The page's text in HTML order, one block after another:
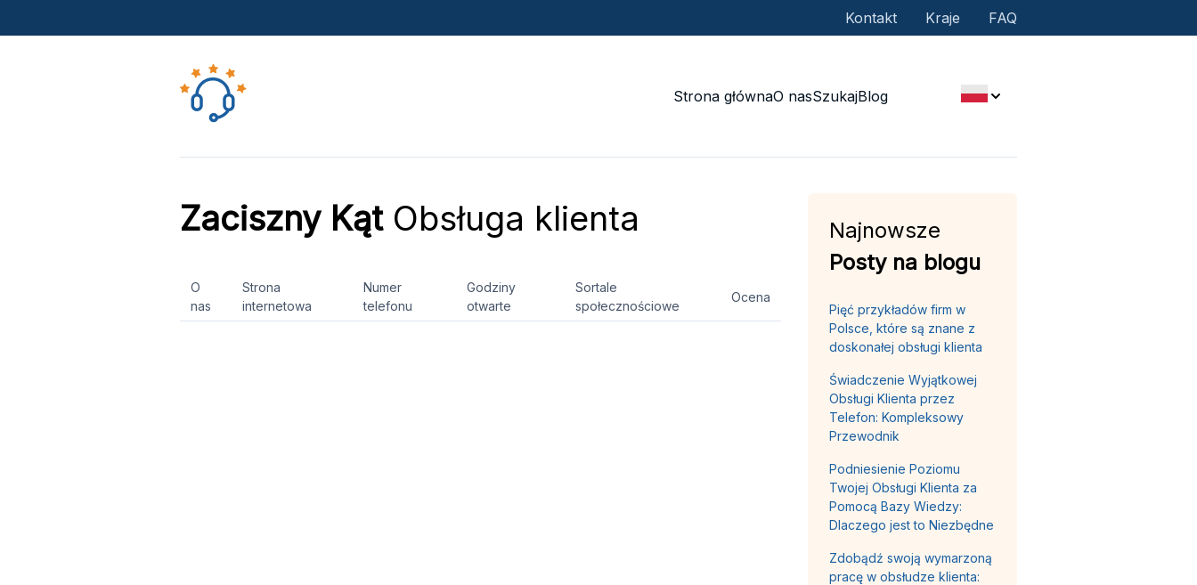
Kontakt Kraje FAQ
Strona głównaO nasSzukajBlog
Zaciszny KątObsługa klienta
O
nas
Strona
internetowa
Numer
telefonu
Godziny
otwarte
Sortale
społecznościowe
Ocena
Najnowsze
Posty na blogu
Pięć przykładów firm w
Polsce, które są znane z
doskonałej obsługi klienta
Świadczenie Wyjątkowej
Obsługi Klienta przez
Telefon: Kompleksowy
Przewodnik
Podniesienie Poziomu
Twojej Obsługi Klienta za
Pomocą Bazy Wiedzy:
Dlaczego jest to Niezbędne
Zdobądź swoją wymarzoną
pracę w obsłudze klienta: